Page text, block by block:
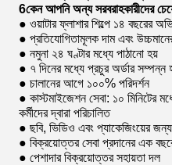
6কেন আপনি অন্য সরবরাহকারীদের
● ওয়াটার ফ্লাশার শিল্পে ১৪ বছরের
● প্রতিযোগিতামূলক দাম এবং
● নমুনা ২৪ ঘণ্টার মধ্যে পাঠানো হয়
● ৭ দিনের মধ্যে প্রচুর অর্ডার সম্পন্ন
● চালানের আগে ১০০% পরিদর্শন
● কাস্টমাইজেশন সেবা: ১০ মিনিটের
কর্মীদের দ্বারা পরিচালিত
● ছবি, ভিডিও এবং প্যাকেজিংয়ের জন্য
● বিক্রয়োত্তর সেবা প্রদানের এক
● পেশাদার বিক্রয়োত্তর সহায়তা দল